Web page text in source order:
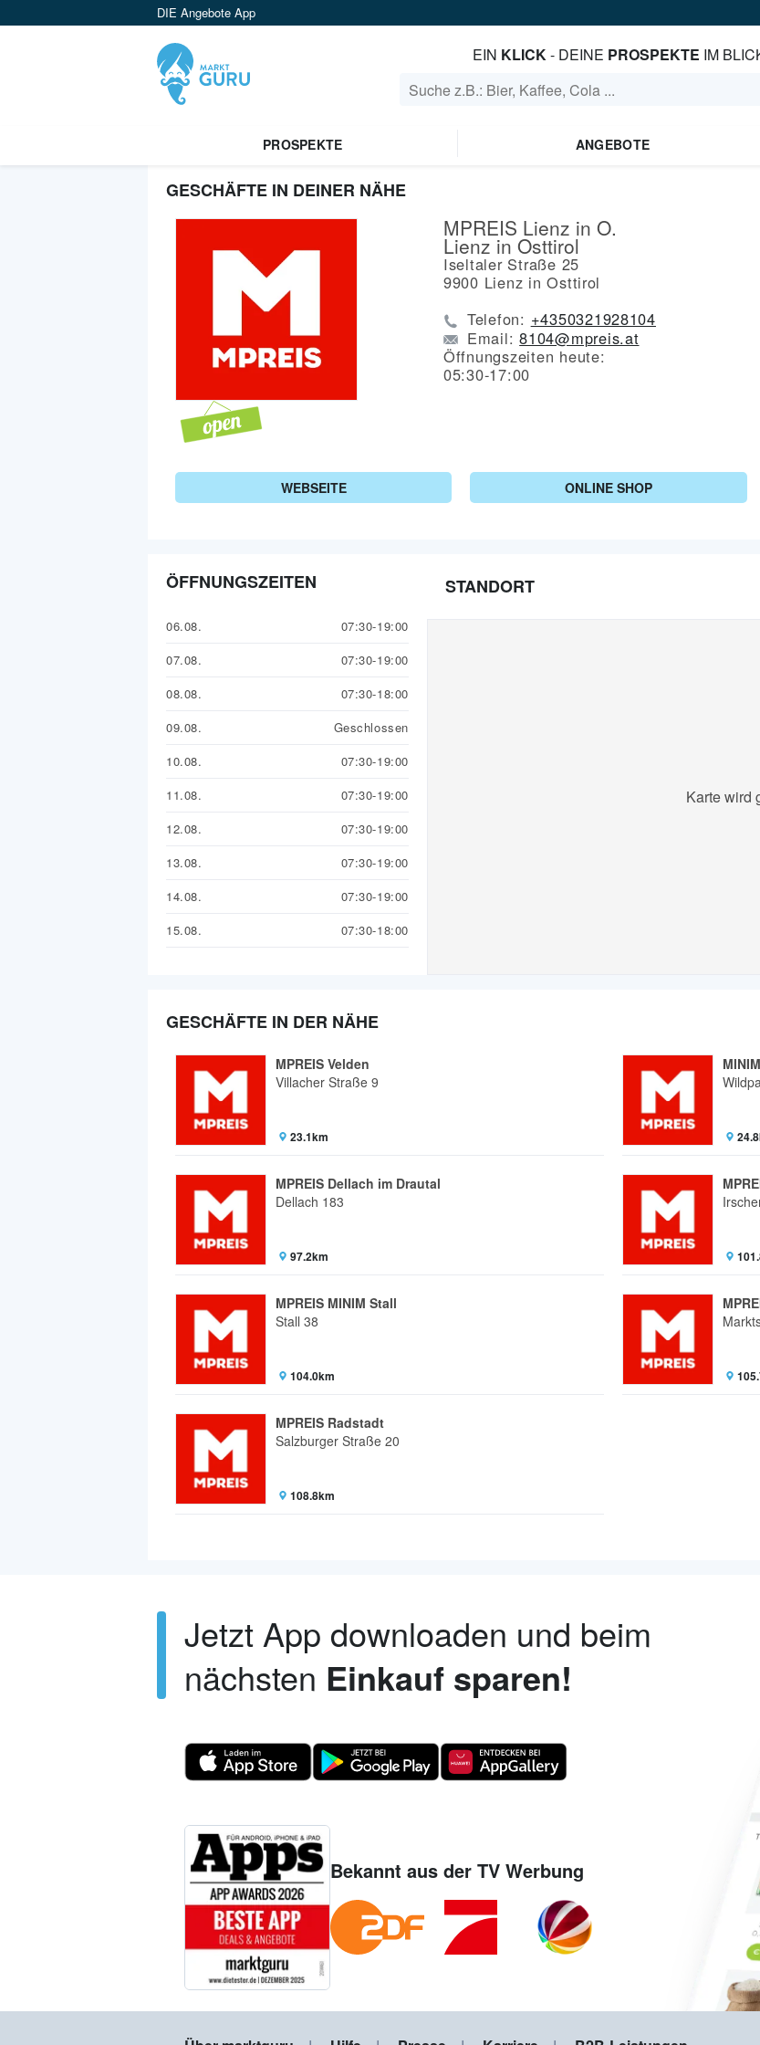
DIE Angebote App
EIN KLICK- DEINE PROSPEKTE IM
PROSPEKTE ANGEBOTE
GESCHÄFTE IN DEINER NÄHE
MPREIS Lienz in O.
Lienz in Osttirol
Iseltaler Straße 25
9900 Lienz in Osttirol
Telefon: +4350321928104
Email:8104@mpreis.at
Öffnungszeiten heute:
05:30-17:00
WEBSEITE ONLINE SHOP
ÖFFNUNGSZEITEN
06.08.
07:30-19:00
07.08.
07:30-19:00
08.08.
07:30-18:00
09.08.
Geschlossen
10.08.
07:30-19:00
11.08.
07:30-19:00
12.08.
07:30-19:00
13.08.
07:30-19:00
14.08.
07:30-19:00
15.08.
07:30-18:00
STANDORT
Karte wird
GESCHÄFTE IN DER NÄHE
MPREIS Velden
Villacher Straße 9
23.1km
MPREIS Dellach im Drautal
Dellach 183
97.2km
MPREIS MINIM Stall
Stall 38
104.0km
MPREIS Radstadt
Salzburger Straße 20
108.8km
Jetzt App downloaden und beim
nächsten Einkauf sparen!
Bekannt aus der TV Werbung